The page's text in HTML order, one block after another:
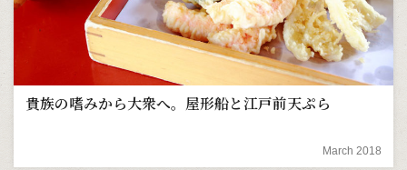
貴族の嗜みから大衆へ。屋形船と江戸前天ぷら
March 2018